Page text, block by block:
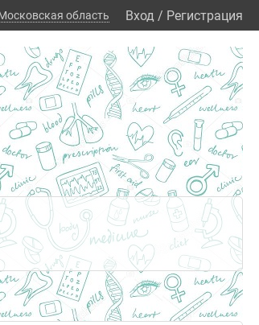
область Вход / Регистрация